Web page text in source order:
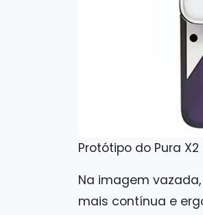
Protótipo do Pura
Na imagem
mais contínua e